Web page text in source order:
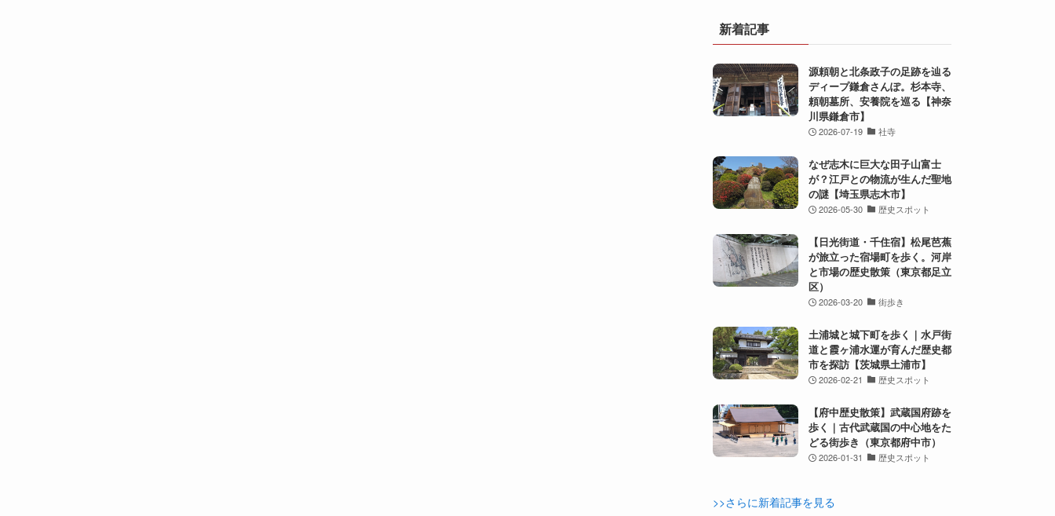
新着記事
源頼朝と北条政子の足跡を辿る
ディープ鎌倉さんぽ。杉本寺、
頼朝墓所、安養院を巡る【神奈
川県鎌倉市】
2026-07-19 社寺
なぜ志木に巨大な田子山富士
が？江戸との物流が生んだ聖地
の謎【埼玉県志木市】
2026-05-30 歴史スポット
【日光街道・千住宿】松尾芭蕉
が旅立った宿場町を歩く。河岸
と市場の歴史散策（東京都足立
区）
2026-03-20 街歩き
土浦城と城下町を歩く｜水戸街
道と霞ヶ浦水運が育んだ歴史都
市を探訪【茨城県土浦市】
2026-02-21 歴史スポット
【府中歴史散策】武蔵国府跡を
歩く｜古代武蔵国の中心地をた
どる街歩き（東京都府中市）
2026-01-31 歴史スポット
>>さらに新着記事を見る